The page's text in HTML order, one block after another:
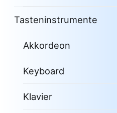
Tasteninstrumente
Akkordeon
Keyboard
Klavier